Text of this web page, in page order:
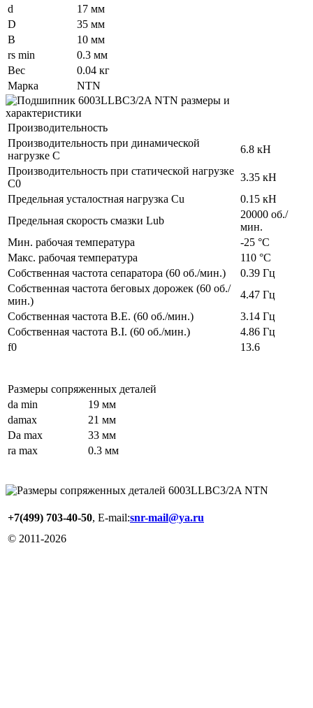
d
17 мм
D
35 мм
B
10 мм
rs min
0.3 мм
Вес
0.04 кг
Марка
NTN
Производительность
Производительность при динамической
нагрузке C
6.8 кН
Производительность при статической нагрузке
C0
3.35 кН
Предельная усталостная нагрузка Cu
0.15 кН
Предельная скорость смазки Lub
20000 об./
мин.
Мин. рабочая температура
-25 °C
Макс. рабочая температура
110 °C
Собственная частота сепаратора (60 об./мин.)
0.39 Гц
Собственная частота беговых дорожек (60 об./
мин.)
4.47 Гц
Собственная частота B.E. (60 об./мин.)
3.14 Гц
Собственная частота B.I. (60 об./мин.)
4.86 Гц
f0
13.6
Размеры сопряженных деталей
da min
19 мм
damax
21 мм
Da max
33 мм
ra max
0.3 мм
+7(499) 703-40-50, E-mail:snr-mail@ya.ru
© 2011-2026